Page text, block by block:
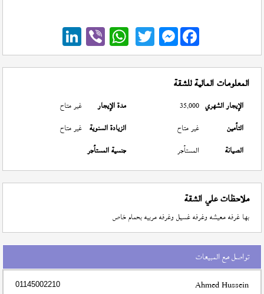
Messenger
المعلومات المالية للشقة
الإيجار الشهري 35,000 مدة الإيجار
غير متاح
التأمين
غير متاح الزيادة السنوية غير متاح
الصيانة
المستأجر جنسية المستأجر
ملاحظات علي الشقة
بها غرفه معيشه وغرفه غسيل وغرفه مربيه بحمام خاص
تواصل مع المبيعات
Ahmed Hussein
01145002210